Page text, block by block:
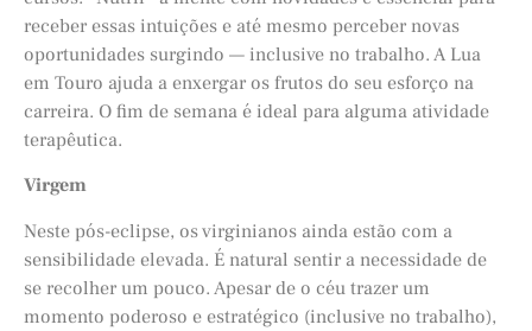
receber essas intuições e até mesmo perceber novas
oportunidades surgindo — inclusive no trabalho. A Lua
em Touro ajuda a enxergar os frutos do seu esforço na
carreira. O fim de semana é ideal para alguma atividade
terapêutica.
Virgem
Neste pós-eclipse, os virginianos ainda estão com a
sensibilidade elevada. É natural sentir a necessidade de
se recolher um pouco. Apesar de o céu trazer um
momento poderoso e estratégico (inclusive no trabalho),